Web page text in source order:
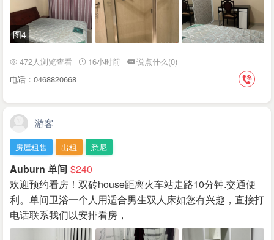
图4
472人浏览查看 16小时前
说点什么(0)
电话：0468820668
游客
房屋租售 出租 悉尼
Auburn 单间 $240
欢迎预约看房！双砖house距离火车站走路10分钟.交通便
利。单间卫浴一个人用适合男生双人床如您有兴趣，直接打
电话联系我们以安排看房，